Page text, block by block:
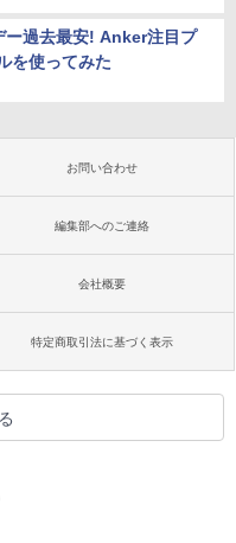
過去最安! Anker注目プ
を使ってみた
お問い合わせ
編集部へのご連絡
会社概要
特定商取引法に基づく表示